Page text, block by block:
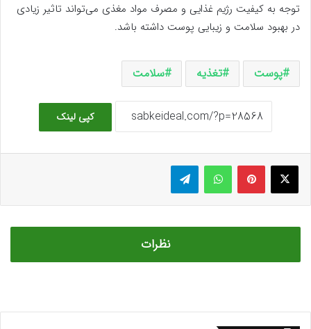
توجه به کیفیت رژیم غذایی و مصرف مواد مغذی می‌تواند تاثیر زیادی
در بهبود سلامت و زیبایی پوست داشته باشد.
پوست تغذیه سلامت
کپی لینک
ایکس پینتریستواتس آپ تلگرام
نظرات